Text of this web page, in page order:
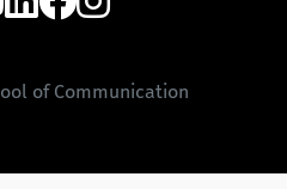
of Communication